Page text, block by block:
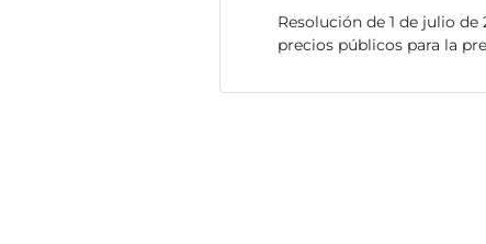
Resolución de 1 de julio
precios públicos para la